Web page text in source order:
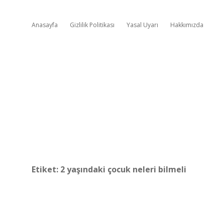
Anasayfa Gizlilik Politikası Yasal Uyarı Hakkımızda
Etiket: 2 yaşındaki çocuk neleri bilmeli